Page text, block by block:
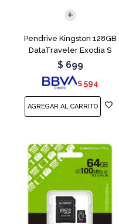
Pendrive Kingston 128GB
DataTraveler Exodia S
Turquesa
$ 699
$ 594